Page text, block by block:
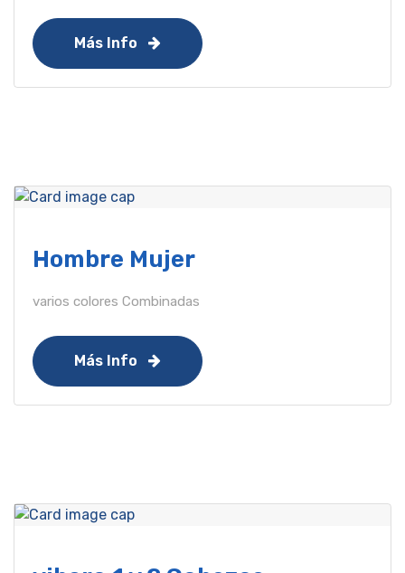
Más Info
Hombre Mujer
varios colores Combinadas
Más Info